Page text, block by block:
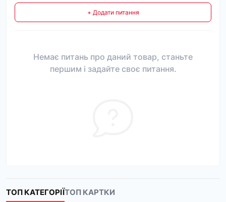
+ Додати питання
Немає питань про даний товар, станьте
першим і задайте своє питання.
ТОП КАТЕГОРІЇТОП КАРТКИ